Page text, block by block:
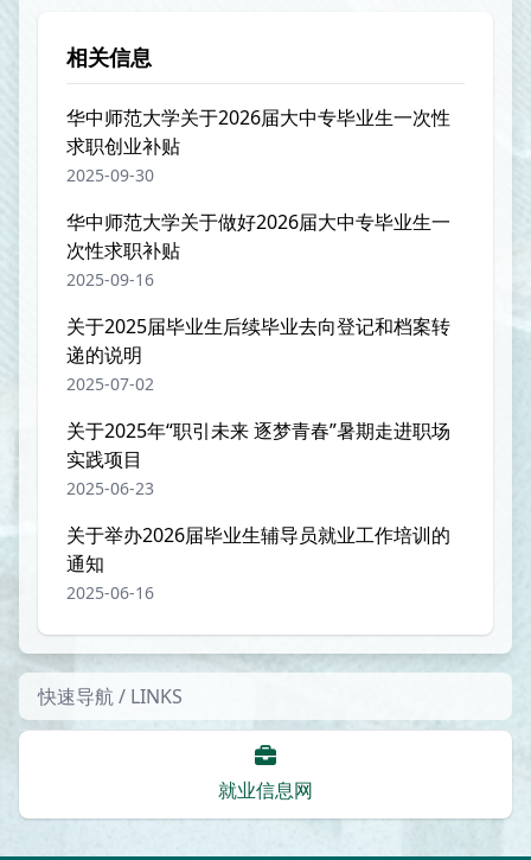
相关信息
华中师范大学关于2026届大中专毕业生一次性
求职创业补贴
2025-09-30
华中师范大学关于做好2026届大中专毕业生一
次性求职补贴
2025-09-16
关于2025届毕业生后续毕业去向登记和档案转
递的说明
2025-07-02
关于2025年“职引未来 逐梦青春”暑期走进职场
实践项目
2025-06-23
关于举办2026届毕业生辅导员就业工作培训的
通知
2025-06-16
快速导航 / LINKS
就业信息网